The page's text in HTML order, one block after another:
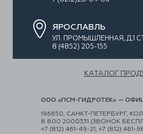
ЯРОСЛАВЛЬ
УЛ. ПРОМЫШЛЕННАЯ, Д.1
8 (4852) 205-155
КАТАЛОГ
ООО «ПСМ-ГИДРОТЕК» —
196650, САНКТ-ПЕТЕРБУРГ,
8 800 2000331 (ЗВОНОК
+7 (812) 461-49-21, +7 (812) 461-